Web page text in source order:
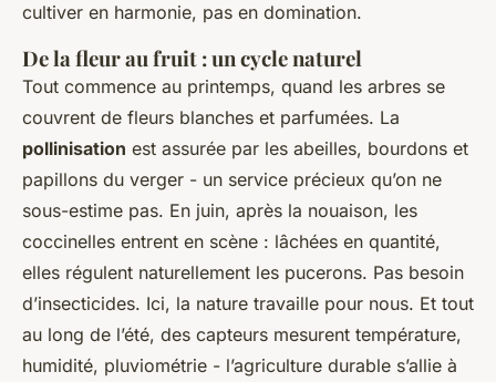
cultiver en harmonie, pas en domination.
De la fleur au fruit : un cycle naturel
Tout commence au printemps, quand les arbres se
couvrent de fleurs blanches et parfumées. La
pollinisation est assurée par les abeilles, bourdons et
papillons du verger - un service précieux qu’on ne
sous-estime pas. En juin, après la nouaison, les
coccinelles entrent en scène : lâchées en quantité,
elles régulent naturellement les pucerons. Pas besoin
d’insecticides. Ici, la nature travaille pour nous. Et tout
au long de l’été, des capteurs mesurent température,
humidité, pluviométrie - l’agriculture durable s’allie à